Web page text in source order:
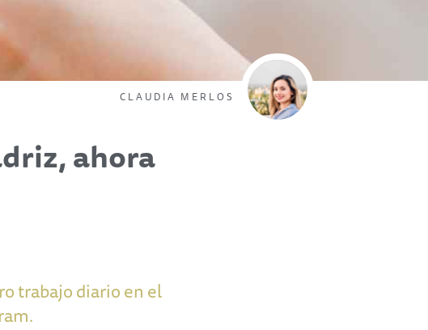
CLAUDIA MERLOS
ahora
trabajo diario en el